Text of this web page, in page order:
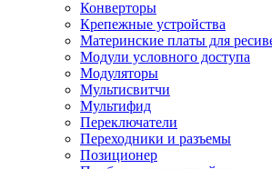
Конверторы
Крепежные устройства
Материнские платы для
Модули условного доступа
Модуляторы
Мультисвитчи
Мультифид
Переключатели
Переходники и разъемы
Позиционер